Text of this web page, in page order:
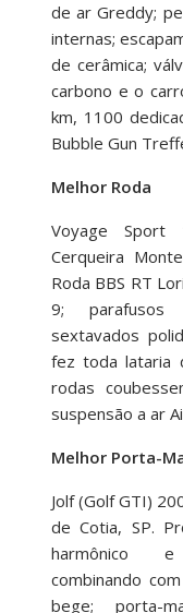
de ar Greddy;
internas;
de cerâmica;
carbono e o
km, 1100
Bubble Gun
Melhor Roda
Voyage
Cerqueira
Roda BBS RT
9;
sextavados
fez toda lataria
rodas
suspensão a ar
Melhor Porta-
Jolf (Golf GTI)
de Cotia, SP.
harmônico
combinando
bege; porta-